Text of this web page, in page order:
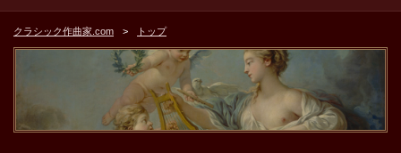
クラシック作曲家.com トップ